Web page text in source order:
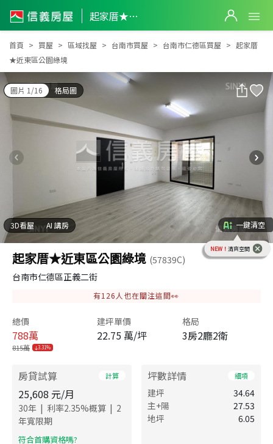
起家厝★近東區公園綠境
起家厝★近東區公園綠境
首頁 買屋 區域找屋 台南市買屋 台南市仁德區買屋
起家厝
★近東區公園綠境
圖片 1/16 格局圖
3D看屋 AI 講房 一鍵清空
NEW！ 清爽空間
起家厝★近東區公園綠境 (57839C)
台南市仁德區正義二街
有126 人也在關注這間👀
總價
788萬
815萬 3.31%
建坪單價
22.75 萬/坪
格局
3房2廳2衛
房貸試算 計算
25,608 元/月
30年 | 利率2.35%概算 | 2
年寬限期
​符合首購資格嗎?
坪數詳情 細項
建坪
34.64
主+陽
27.53
地坪
6.05